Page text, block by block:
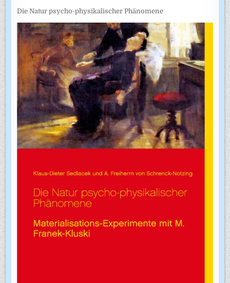
Die Natur psycho-physikalischer Phänomene